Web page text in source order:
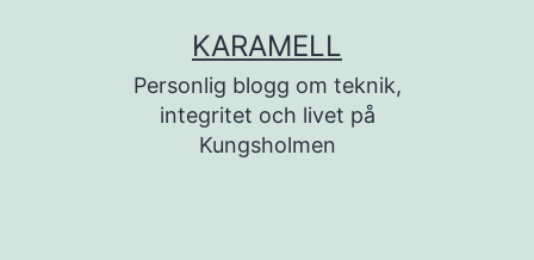
KARAMELL
Personlig blogg om teknik,
integritet och livet på
Kungsholmen